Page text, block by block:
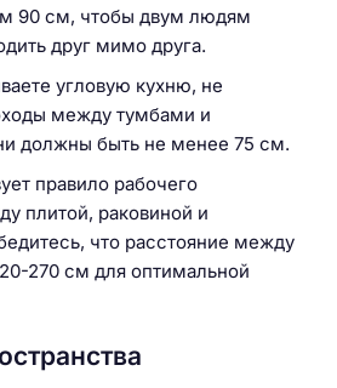
90 см, чтобы двум людям
друг мимо друга.
угловую кухню, не
между тумбами и
должны быть не менее 75 см.
правило рабочего
плитой, раковиной и
что расстояние между
270 см для оптимальной